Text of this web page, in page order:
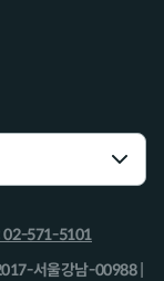
02-571-5101
서울강남-00988 |